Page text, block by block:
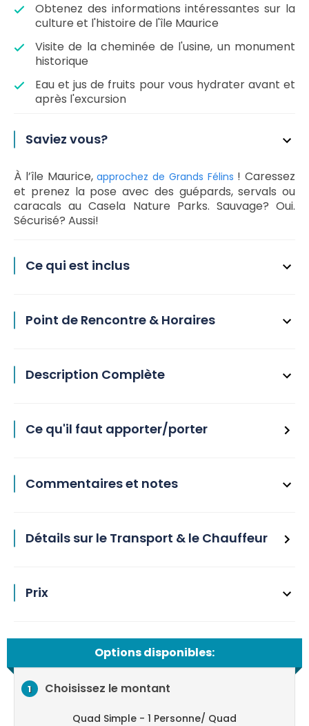
Obtenez des informations intéressantes sur la
culture et l'histoire de l'île Maurice
Visite de la cheminée de l'usine, un monument
historique
Eau et jus de fruits pour vous hydrater avant et
après l'excursion
Saviez vous?
À l’île Maurice,approchez de Grands Félins ! Caressez
et prenez la pose avec des guépards, servals ou
caracals au Casela Nature Parks. Sauvage? Oui.
Sécurisé? Aussi!
Ce qui est inclus
Point de Rencontre & Horaires
Description Complète
Ce qu'il faut apporter/porter
Commentaires et notes
Détails sur le Transport & le Chauffeur
Prix
Options disponibles:
1 Choisissez le montant
Quad Simple - 1 Personne/ Quad